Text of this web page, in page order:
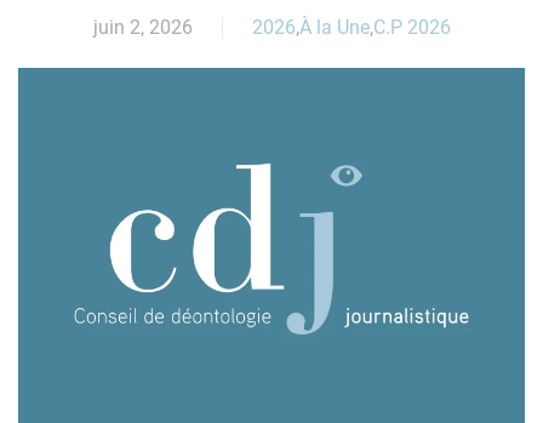
juin 2, 2026 2026,À la Une,C.P 2026